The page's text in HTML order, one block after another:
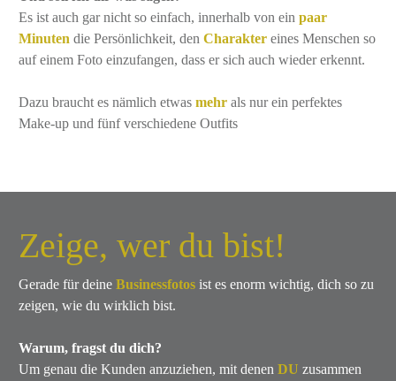
Es ist auch gar nicht so einfach, innerhalb von ein paar
Minuten die Persönlichkeit, den Charakter eines Menschen so
auf einem Foto einzufangen, dass er sich auch wieder erkennt.
Dazu braucht es nämlich etwas mehr als nur ein perfektes
Make-up und fünf verschiedene Outfits
Zeige, wer du bist!
Gerade für deine Businessfotos ist es enorm wichtig, dich so zu
zeigen, wie du wirklich bist.
Warum, fragst du dich?
Um genau die Kunden anzuziehen, mit denen DU zusammen